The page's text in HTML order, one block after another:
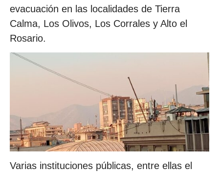
evacuación en las localidades de Tierra
Calma, Los Olivos, Los Corrales y Alto el
Rosario.
Varias instituciones públicas, entre ellas el